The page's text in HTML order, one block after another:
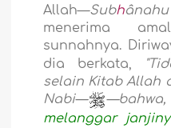
Allah—Subh
menerima
sunnahnya.
dia berkata,
selain Kitab Allah
Nabi—
—bahwa,
melanggar